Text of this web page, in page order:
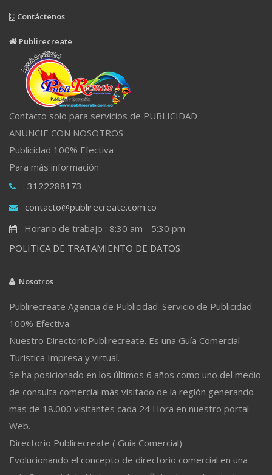
Contáctenos
Publirecreate
Contacto solo para servicios de PUBLICIDAD
ANUNCIE CON NOSOTROS
Publicidad 100% Efectiva
Para más información
: 3122288173
contacto@publirecreate.com.co
Horario de trabajo : 8:30 am - 5:30 pm
POLITICA DE TRATAMIENTO DE DATOS
Nosotros
Publirecreate Agencia de Publicidad .Servicio de Publicidad
100% Efectiva.
Nuestro DirectorioPublirecreate. Es una Guía Comercial -
Turistica Impresa y virtual.
Se ha posicionado en los últimos 6 años como uno del medio
de consulta comercial más visitado de la región generando
mas de 18.000 visitantes cada 24 Hora en nuestro portal
Web.
Directorio Publirecreate ( Guía Comercial)
Evolucionando el concepto de directorio comercial en una